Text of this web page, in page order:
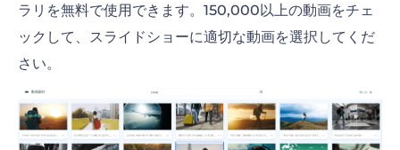
ラリを無料で使用できます。150,000以上の動画をチェ
ックして、スライドショーに適切な動画を選択してくだ
さい。